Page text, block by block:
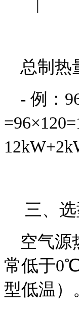
|
总制热
- 例：
三、
空气源
常低于
型低温